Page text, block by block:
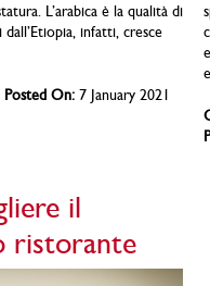
L’arabica è la qualità di
infatti, cresce
Posted On:7 January 2021
il
ristorante